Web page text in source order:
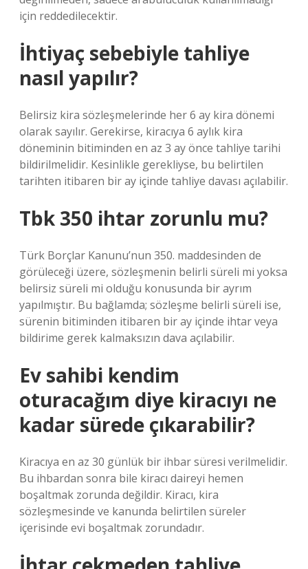
için reddedilecektir.
İhtiyaç sebebiyle tahliye
nasıl yapılır?
Belirsiz kira sözleşmelerinde her 6 ay kira dönemi
olarak sayılır. Gerekirse, kiracıya 6 aylık kira
döneminin bitiminden en az 3 ay önce tahliye tarihi
bildirilmelidir. Kesinlikle gerekliyse, bu belirtilen
tarihten itibaren bir ay içinde tahliye davası açılabilir.
Tbk 350 ihtar zorunlu mu?
Türk Borçlar Kanunu’nun 350. maddesinden de
görüleceği üzere, sözleşmenin belirli süreli mi yoksa
belirsiz süreli mi olduğu konusunda bir ayrım
yapılmıştır. Bu bağlamda; sözleşme belirli süreli ise,
sürenin bitiminden itibaren bir ay içinde ihtar veya
bildirime gerek kalmaksızın dava açılabilir.
Ev sahibi kendim
oturacağım diye kiracıyı ne
kadar sürede çıkarabilir?
Kiracıya en az 30 günlük bir ihbar süresi verilmelidir.
Bu ihbardan sonra bile kiracı daireyi hemen
boşaltmak zorunda değildir. Kiracı, kira
sözleşmesinde ve kanunda belirtilen süreler
içerisinde evi boşaltmak zorundadır.